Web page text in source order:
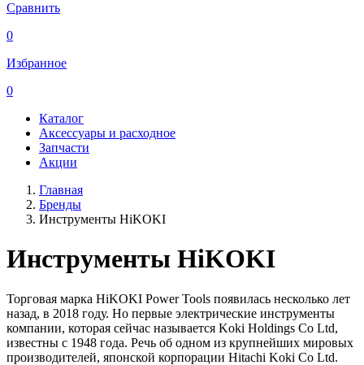
Сравнить
0
Избранное
0
Каталог
Аксессуары и расходное
Запчасти
Акции
Главная
Бренды
Инструменты HiKOKI
Инструменты HiKOKI
Торговая марка HiKOKI Power Tools появилась несколько лет
назад, в 2018 году. Но первые электрические инструменты
компании, которая сейчас называется Koki Holdings Co Ltd,
известны с 1948 года. Речь об одном из крупнейших мировых
производителей, японской корпорации Hitachi Koki Co Ltd.